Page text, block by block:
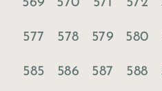
569 570 571 572
577 578 579 580
585 586 587 588